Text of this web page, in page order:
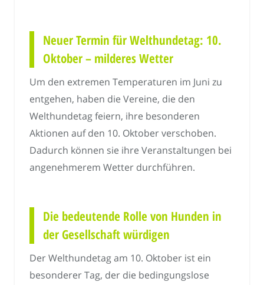
Neuer Termin für Welthundetag: 10.
Oktober – milderes Wetter
Um den extremen Temperaturen im Juni zu
entgehen, haben die Vereine, die den
Welthundetag feiern, ihre besonderen
Aktionen auf den 10. Oktober verschoben.
Dadurch können sie ihre Veranstaltungen bei
angenehmerem Wetter durchführen.
Die bedeutende Rolle von Hunden in
der Gesellschaft würdigen
Der Welthundetag am 10. Oktober ist ein
besonderer Tag, der die bedingungslose